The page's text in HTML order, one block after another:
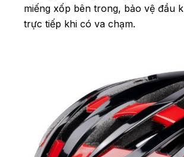
miếng xốp bên trong, bảo vệ đầu
trực tiếp khi có va chạm.